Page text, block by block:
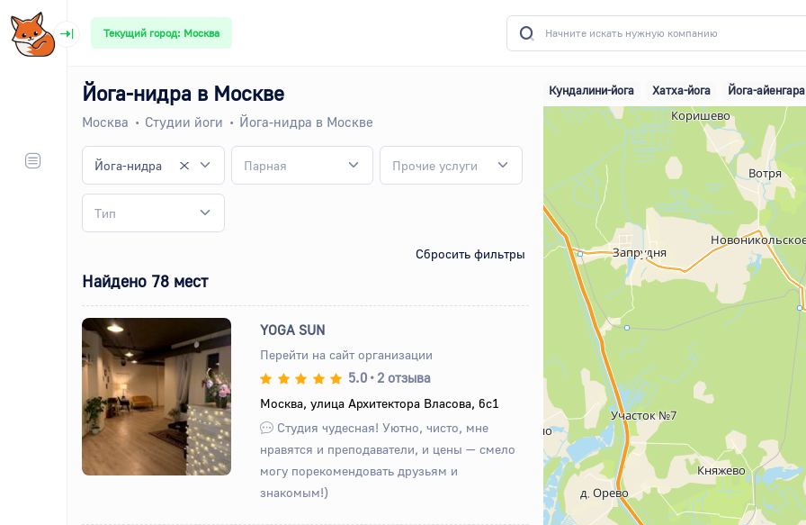
Текущий город: Москва
Йога-нидра в Москве
Москва Студии йоги Йога-нидра в Москве
Йога-нидра Парная Прочие услуги
Тип
Сбросить фильтры
Найдено 78 мест
Назад Вперед
YOGA SUN
Перейти на сайт организации
5.0 • 2 отзыва
Москва, улица Архитектора Власова, 6с1
Студия чудесная! Уютно, чисто, мне
нравятся и преподаватели, и цены — смело
могу порекомендовать друзьям и
знакомым!)
Кундалини-йога Хатха-йога Йога-айенгара
ГРУППУ В TELEGRAM
МЫ ВЫКЛАДЫВАЕМ ТУДА ИНТЕРЕСНЫЕ НОВОСТИ,
РАЗЛИЧНЫЕ ФИШКИ, ПРОМОКОДЫ И
ПРЕДЛОЖЕНИЯ ОТ НАШИХ ПАРТНЕРОВ
ПОДПИСАТЬСЯ